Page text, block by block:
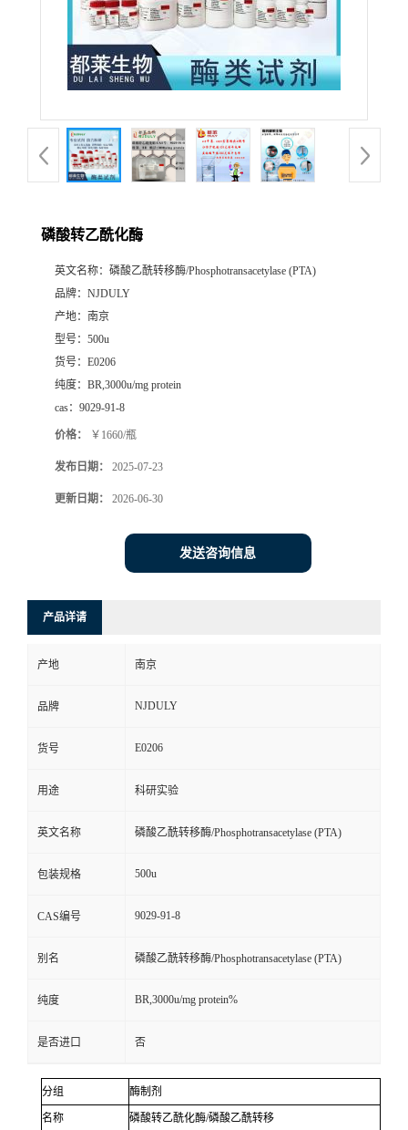
磷酸转乙酰化酶
英文名称： 磷酸乙酰转移酶/Phosphotransacetylase (PTA)
品牌： NJDULY
产地： 南京
型号： 500u
货号： E0206
纯度： BR,3000u/mg protein
cas： 9029-91-8
价格： ￥1660/瓶
发布日期： 2025-07-23
更新日期： 2026-06-30
发送咨询信息
产品详请
产地 南京
品牌 NJDULY
货号 E0206
用途 科研实验
英文名称 磷酸乙酰转移酶/Phosphotransacetylase (PTA)
包装规格 500u
CAS编号 9029-91-8
别名 磷酸乙酰转移酶/Phosphotransacetylase (PTA)
纯度 BR,3000u/mg protein%
是否进口 否
分组 酶制剂
名称 磷酸转乙酰化酶/磷酸乙酰转移